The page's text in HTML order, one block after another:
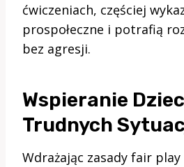
ćwiczeniach, częściej
prospołeczne i potrafią
bez agresji.
Wspieranie
Trudnych
Wdrażając zasady fair